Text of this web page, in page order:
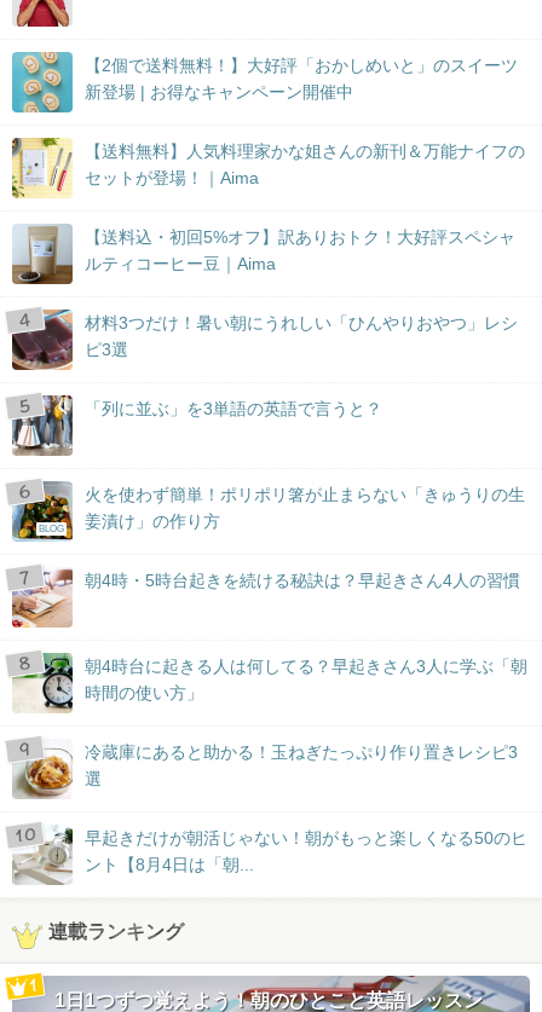
【2個で送料無料！】大好評「おかしめいと」のスイーツ
新登場 | お得なキャンペーン開催中
【送料無料】人気料理家かな姐さんの新刊＆万能ナイフの
セットが登場！｜Aima
【送料込・初回5%オフ】訳ありおトク！大好評スペシャ
ルティコーヒー豆｜Aima
材料3つだけ！暑い朝にうれしい「ひんやりおやつ」レシ
ピ3選
「列に並ぶ」を3単語の英語で言うと？
BLOG
火を使わず簡単！ポリポリ箸が止まらない「きゅうりの生
姜漬け」の作り方
朝4時・5時台起きを続ける秘訣は？早起きさん4人の習慣
朝4時台に起きる人は何してる？早起きさん3人に学ぶ「朝
時間の使い方」
冷蔵庫にあると助かる！玉ねぎたっぷり作り置きレシピ3
選
早起きだけが朝活じゃない！朝がもっと楽しくなる50のヒ
ント【8月4日は「朝...
連載ランキング
1日1つずつ覚えよう！朝のひとこと英語レッスン